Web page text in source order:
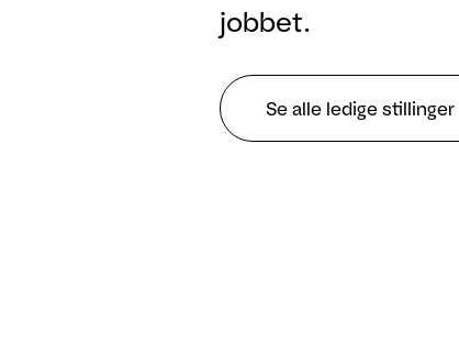
jobbet.
Se alle ledige stillinger